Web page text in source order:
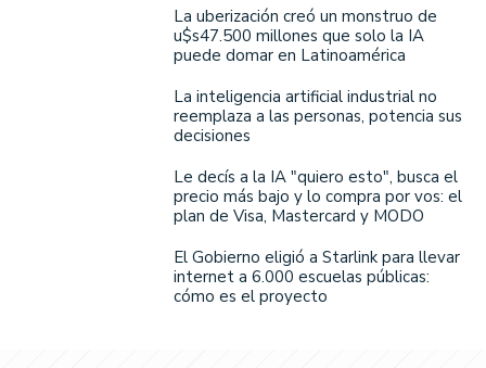
La uberización creó un monstruo de
u$s47.500 millones que solo la IA
puede domar en Latinoamérica
La inteligencia artificial industrial no
reemplaza a las personas, potencia sus
decisiones
Le decís a la IA "quiero esto", busca el
precio más bajo y lo compra por vos: el
plan de Visa, Mastercard y MODO
El Gobierno eligió a Starlink para llevar
internet a 6.000 escuelas públicas:
cómo es el proyecto